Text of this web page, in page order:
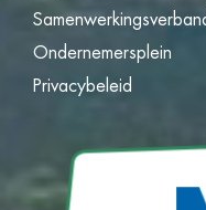
Ondernemersplein
Privacybeleid